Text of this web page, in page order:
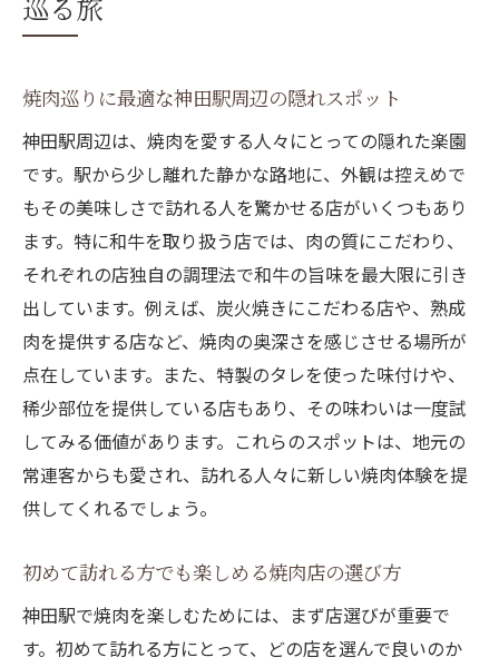
焼肉巡りに最適な神田駅周辺の隠れスポット
神田駅周辺は、焼肉を愛する人々にとっての隠れた楽園
です。駅から少し離れた静かな路地に、外観は控えめで
もその美味しさで訪れる人を驚かせる店がいくつもあり
ます。特に和牛を取り扱う店では、肉の質にこだわり、
それぞれの店独自の調理法で和牛の旨味を最大限に引き
出しています。例えば、炭火焼きにこだわる店や、熟成
肉を提供する店など、焼肉の奥深さを感じさせる場所が
点在しています。また、特製のタレを使った味付けや、
稀少部位を提供している店もあり、その味わいは一度試
してみる価値があります。これらのスポットは、地元の
常連客からも愛され、訪れる人々に新しい焼肉体験を提
供してくれるでしょう。
初めて訪れる方でも楽しめる焼肉店の選び方
神田駅で焼肉を楽しむためには、まず店選びが重要で
す。初めて訪れる方にとって、どの店を選んで良いのか